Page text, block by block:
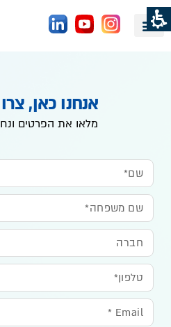
IRM
Press
Archive
אנחנו כאן,
מלאו את הפרטים